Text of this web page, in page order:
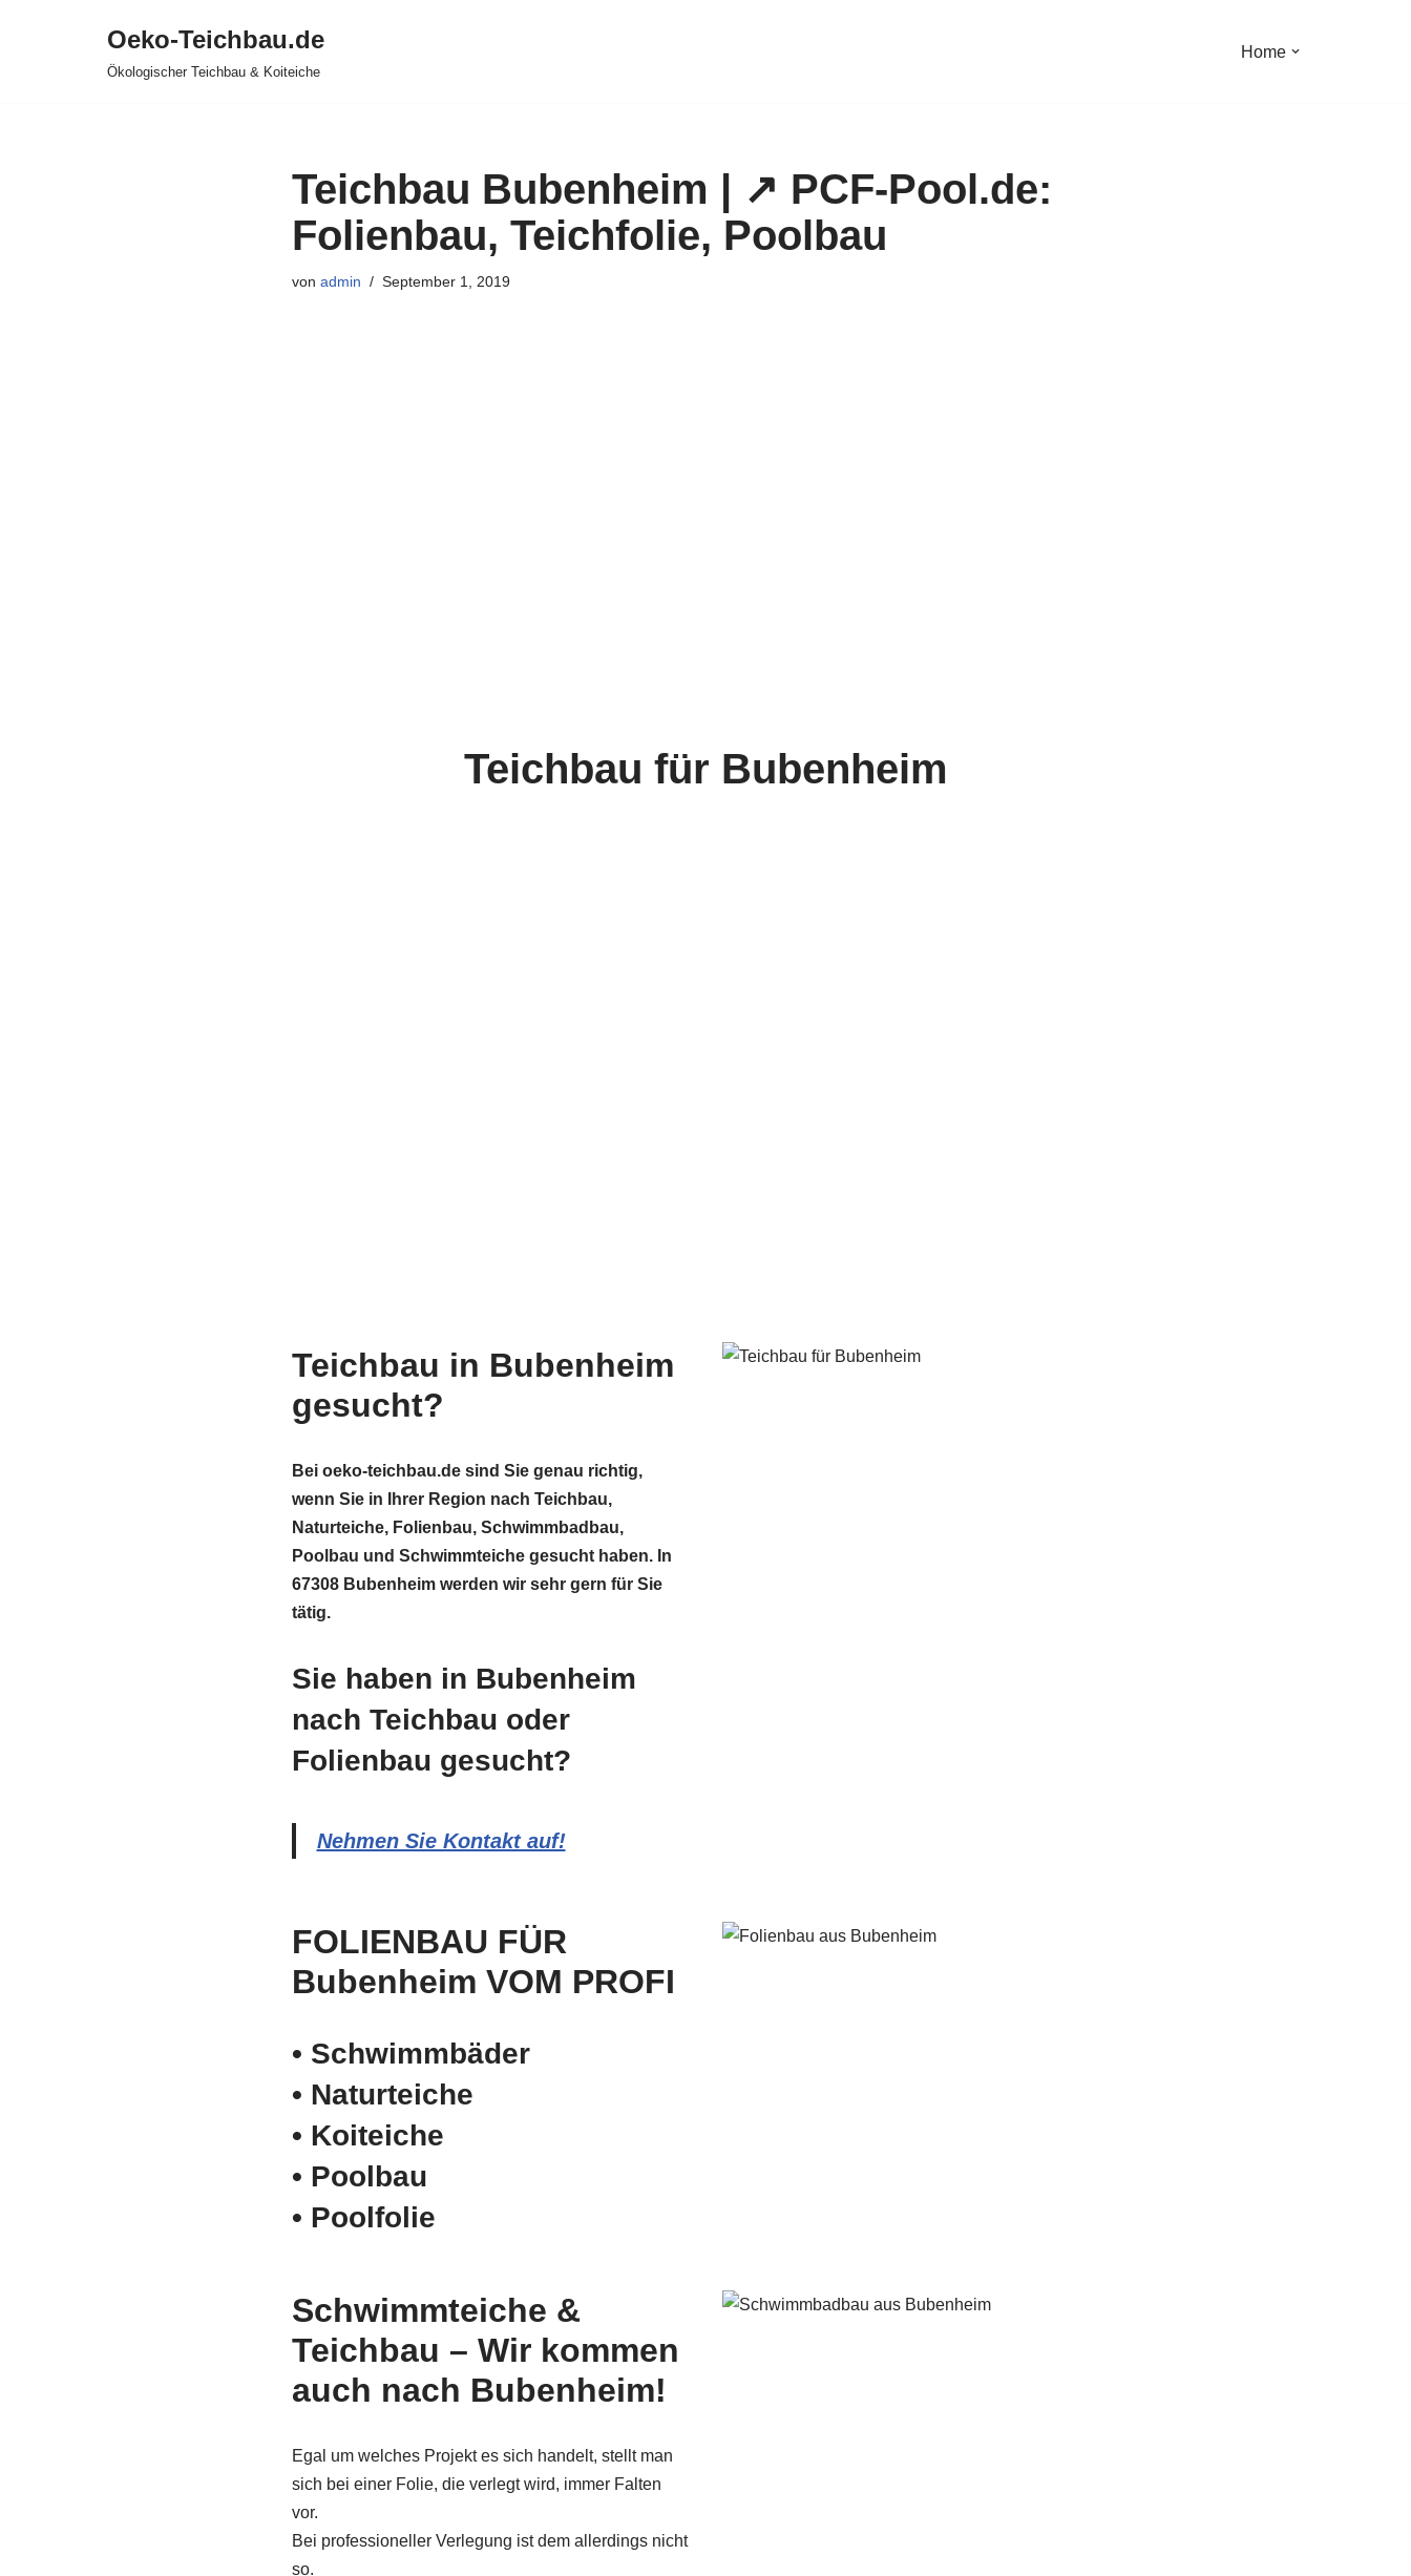
Oeko-Teichbau.de
Ökologischer Teichbau & Koiteiche
Home
Teichbau Bubenheim | ↗️ PCF-Pool.de:
Folienbau, Teichfolie, Poolbau
von admin September 1, 2019
Teichbau für Bubenheim
Teichbau in Bubenheim
gesucht?
Bei oeko-teichbau.de sind Sie genau richtig,
wenn Sie in Ihrer Region nach Teichbau,
Naturteiche, Folienbau, Schwimmbadbau,
Poolbau und Schwimmteiche gesucht haben. In
67308 Bubenheim werden wir sehr gern für Sie
tätig.
Sie haben in Bubenheim
nach Teichbau oder
Folienbau gesucht?
Nehmen Sie Kontakt auf!
FOLIENBAU FÜR
Bubenheim VOM PROFI
• Schwimm­bäder
• Naturteiche
• Koiteiche
• Poolbau
• Poolfolie
Schwimmteiche &
Teichbau – Wir kommen
auch nach Bubenheim!
Egal um welches Projekt es sich handelt, stellt man
sich bei einer Folie, die verlegt wird, immer Falten
vor.
Bei professioneller Verlegung ist dem allerdings nicht
so.